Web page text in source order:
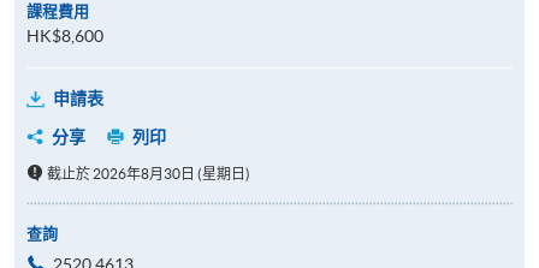
課程費用
HK$8,600
申請表
分享
列印
截止於 2026年8月30日 (星期日)
查詢
2520 4613